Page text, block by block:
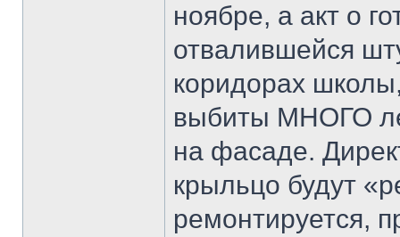
ноябре, а акт о
отвалившейся
коридорах
выбиты МНОГО
на фасаде.
крыльцо будут
ремонтируется,